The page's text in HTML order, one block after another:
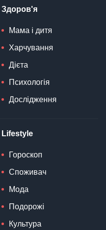
Здоров'я
Мама і дитя
Харчування
Дієта
Психологія
Дослідження
Lifestyle
Гороскоп
Споживач
Мода
Подорожі
Культура